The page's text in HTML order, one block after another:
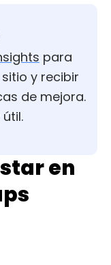
para
y recibir
de mejora.
en